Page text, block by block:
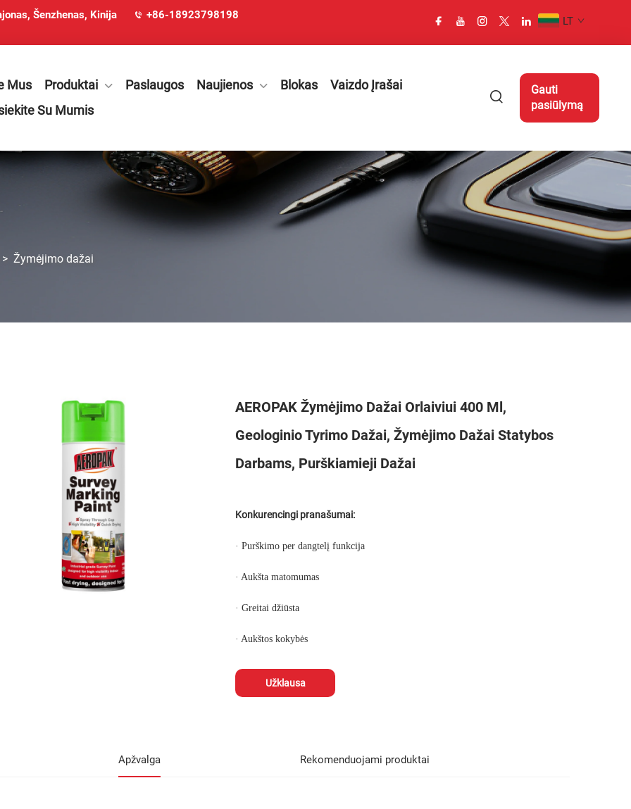
Šenzhenas, Kinija +86-18923798198 LT
Mus Produktai Paslaugos Naujienos Blokas
Vaizdo Įrašai
Su Mumis
Gauti
pasiūlymą
> Žymėjimo dažai
AEROPAK Žymėjimo Dažai Orlaiviui 400 Ml,
Geologinio Tyrimo Dažai, Žymėjimo Dažai Statybos
Darbams, Purškiamieji Dažai
Konkurencingi pranašumai:
· Purškimo per dangtelį funkcija
· Aukšta matomumas
· Greitai džiūsta
· Aukštos kokybės
Užklausa
Apžvalga Rekomenduojami produktai